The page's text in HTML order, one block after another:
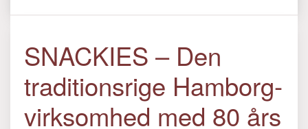
SNACKIES – Den
traditionsrige Hamborg-
virksomhed med 80 års